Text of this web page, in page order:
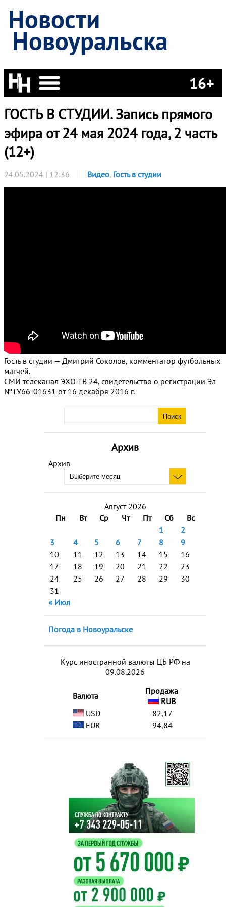
Новости
Новоуральска
16+
Архив
Архив
Август 2026
Пн
Вт Ср Чт Пт Сб
Вс
1
2
3
4 5 6 7 8
9
10
11 12 13 14 15
16
17
18 19 20 21 22
23
24
25 26 27 28 29
30
31
« Июл
Погода в Новоуральске
Курс иностранной валюты ЦБ РФ на
09.08.2026
Валюта
Продажа
RUB
USD
82,17
EUR
94,84
ГОСТЬ В СТУДИИ. Запись прямого
эфира от 24 мая 2024 года, 2 часть
(12+)
24.05.2024 | 12:36 Видео, Гость в студии
Гость в студии — Дмитрий Соколов, комментатор футбольных
матчей.
СМИ телеканал ЭХО-ТВ 24, свидетельство о регистрации Эл
№ТУ66-01631 от 16 декабря 2016 г.